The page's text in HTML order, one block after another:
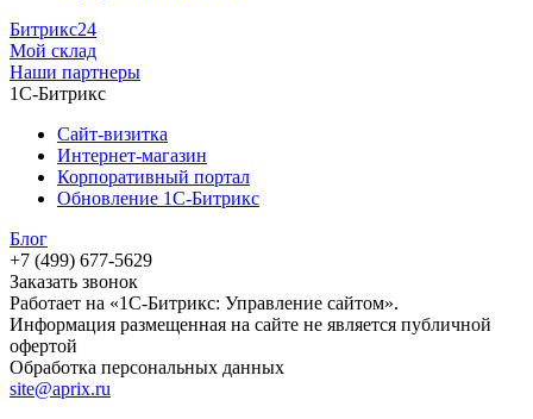
Битрикс24
Мой склад
Наши партнеры
1С-Битрикс
Сайт-визитка
Интернет-магазин
Корпоративный портал
Обновление 1С-Битрикс
Блог
+7 (499) 677-5629
Заказать звонок
Работает на «1С-Битрикс: Управление сайтом».
Информация размещенная на сайте не является публичной
офертой
Обработка персональных данных
site@aprix.ru